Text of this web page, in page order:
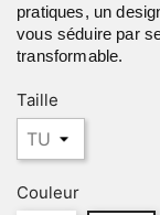
pratiques, un
vous séduire par
transformable.
Taille
Couleur